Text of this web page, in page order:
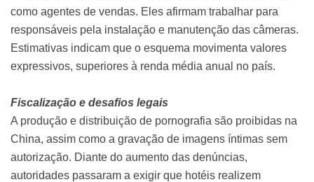
como agentes de vendas. Eles afirmam trabalhar para
responsáveis pela instalação e manutenção das câmeras.
Estimativas indicam que o esquema movimenta valores
expressivos, superiores à renda média anual no país.
Fiscalização e desafios legais
A produção e distribuição de pornografia são proibidas na
China, assim como a gravação de imagens íntimas sem
autorização. Diante do aumento das denúncias,
autoridades passaram a exigir que hotéis realizem